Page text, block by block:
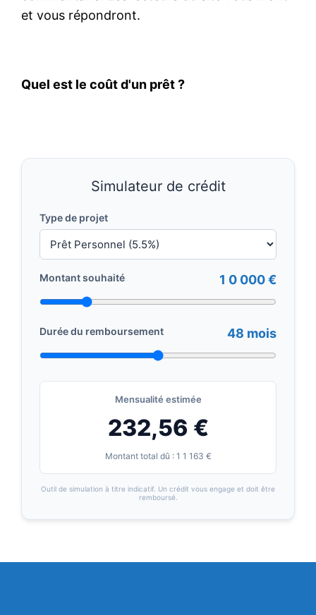
et vous répondront.
Quel est le coût d'un prêt ?
Simulateur de crédit
Type de projet
Montant souhaité 1 0 000 €
Durée du remboursement 48 mois
Mensualité estimée
232,56 €
Montant total dû : 1 1 163 €
Outil de simulation à titre indicatif. Un crédit vous engage et doit être
remboursé.